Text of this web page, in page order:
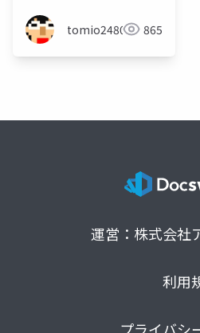
tomio2480 865
運営：株式会社
利用
プライバシ